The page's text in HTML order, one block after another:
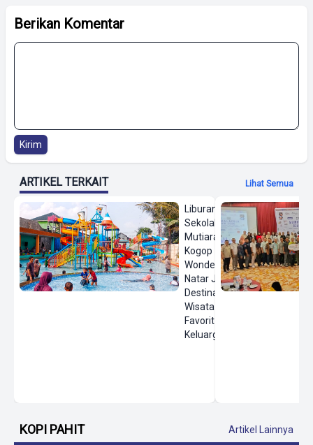
Berikan Komentar
Kirim
ARTIKEL TERKAIT Lihat Semua
Liburan
Sekolah,
Mutiara
Kogop
Wonderland
Natar Jadi
Destinasi
Wisata Air
Favorit
Keluarga
KOPI PAHIT Artikel Lainnya